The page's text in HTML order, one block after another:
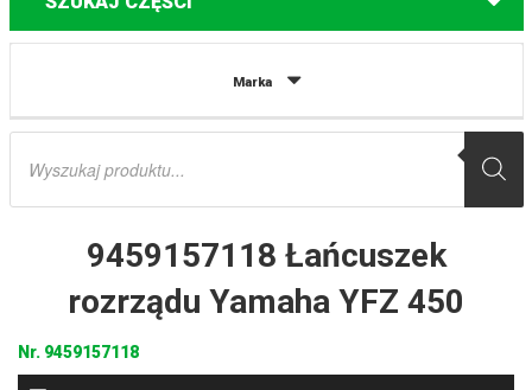
Marka
Wyszukiwarka
Części do quadów Yamaha
9459157118 Łańcuszek
rozrządu Yamaha YFZ 450
Nr. 9459157118